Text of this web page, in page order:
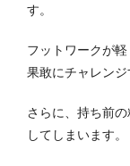
す。
フットワークが
果敢にチャレンジ
さらに、持ち前
してしまいます。